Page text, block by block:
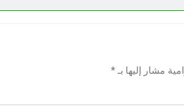
مشار إليها بـ *